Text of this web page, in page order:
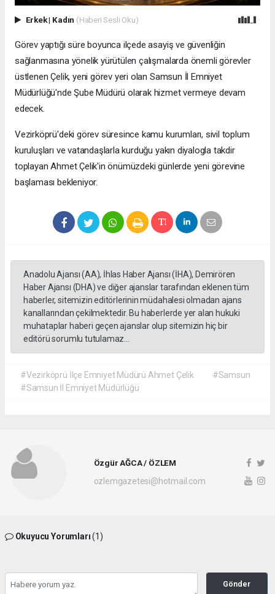
Erkek| Kadın (Haberi Sesli Oku)
Görev yaptığı süre boyunca ilçede asayiş ve güvenliğin
sağlanmasına yönelik yürütülen çalışmalarda önemli görevler
üstlenen Çelik, yeni görev yeri olan Samsun İl Emniyet
Müdürlüğü'nde Şube Müdürü olarak hizmet vermeye devam
edecek.
Vezirköprü'deki görev süresince kamu kurumları, sivil toplum
kuruluşları ve vatandaşlarla kurduğu yakın diyalogla takdir
toplayan Ahmet Çelik'in önümüzdeki günlerde yeni görevine
başlaması bekleniyor.
Anadolu Ajansı (AA), İhlas Haber Ajansı (İHA), Demirören
Haber Ajansı (DHA) ve diğer ajanslar tarafından eklenen tüm
haberler, sitemizin editörlerinin müdahalesi olmadan ajans
kanallarından çekilmektedir. Bu haberlerde yer alan hukuki
muhataplar haberi geçen ajanslar olup sitemizin hiç bir
editörü sorumlu tutulamaz...
#Vezirköprü İlçe Emniyet Müdürü Ahmet Çelik
#Samsun
#Samsun İl Emniyet Müdürlüğü
Özgür AĞCA / ÖZLEM
ozlemgazetesi@hotmail.com
Okuyucu Yorumları(1)
Gönder